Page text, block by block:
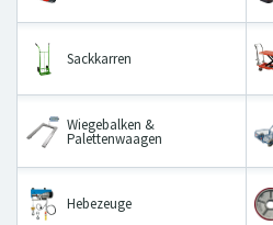
Sackkarren
Wiegebalken &
Palettenwaagen
Hebezeuge